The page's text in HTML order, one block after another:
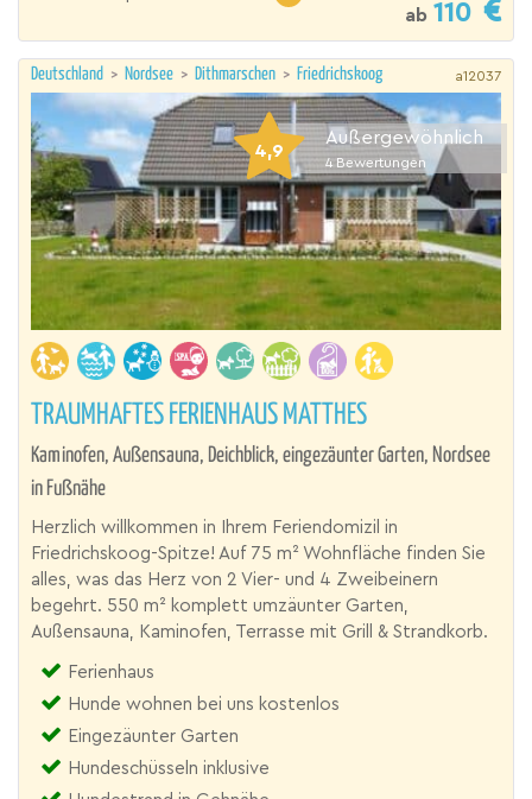
ab 110
Deutschland > Nordsee > Dithmarschen > Friedrichskoog a12037
4,9
Außergewöhnlich
4 Bewertungen
TRAUMHAFTES FERIENHAUS MATTHES
Kaminofen, Außensauna, Deichblick, eingezäunter Garten, Nordsee
in Fußnähe
Herzlich willkommen in Ihrem Feriendomizil in
Friedrichskoog-Spitze! Auf 75 m² Wohnfläche finden Sie
alles, was das Herz von 2 Vier- und 4 Zweibeinern
begehrt. 550 m² komplett umzäunter Garten,
Außensauna, Kaminofen, Terrasse mit Grill & Strandkorb.
Ferienhaus
Hunde wohnen bei uns kostenlos
Eingezäunter Garten
Hundeschüsseln inklusive